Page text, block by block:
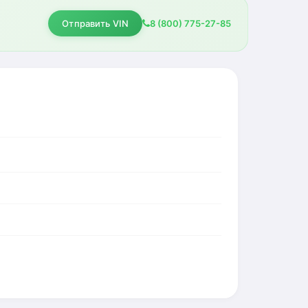
Отправить VIN 8 (800) 775-27-85